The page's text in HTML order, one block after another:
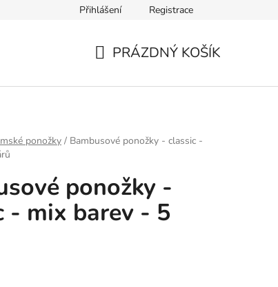
Přihlášení Registrace
PRÁZDNÝ KOŠÍK
ponožky / Bambusové ponožky - classic -
ponožky -
- mix barev - 5